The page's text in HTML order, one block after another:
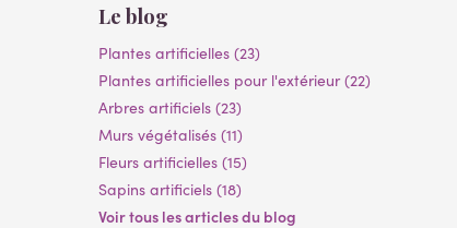
Le blog
Plantes artificielles (23)
Plantes artificielles pour l'extérieur (22)
Arbres artificiels (23)
Murs végétalisés (11)
Fleurs artificielles (15)
Sapins artificiels (18)
Voir tous les articles du blog